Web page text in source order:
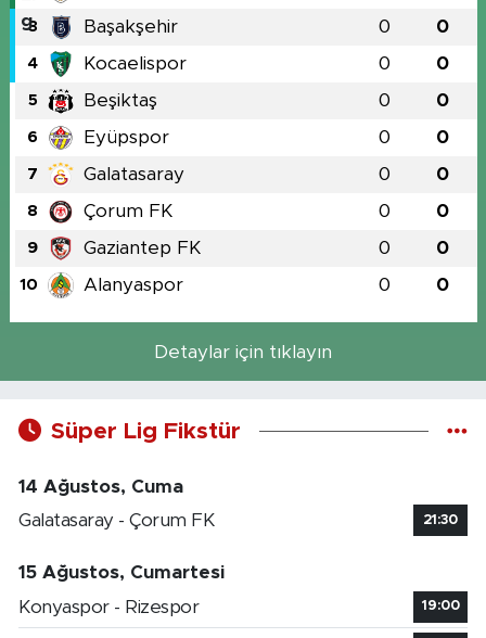
3 Başakşehir 0 0
4 Kocaelispor 0 0
5 Beşiktaş 0 0
6 Eyüpspor 0 0
7 Galatasaray 0 0
8 Çorum FK 0 0
9 Gaziantep FK 0 0
10 Alanyaspor 0 0
Detaylar için tıklayın
Süper Lig Fikstür
14 Ağustos, Cuma
Galatasaray - Çorum FK
21:30
15 Ağustos, Cumartesi
Konyaspor - Rizespor
19:00